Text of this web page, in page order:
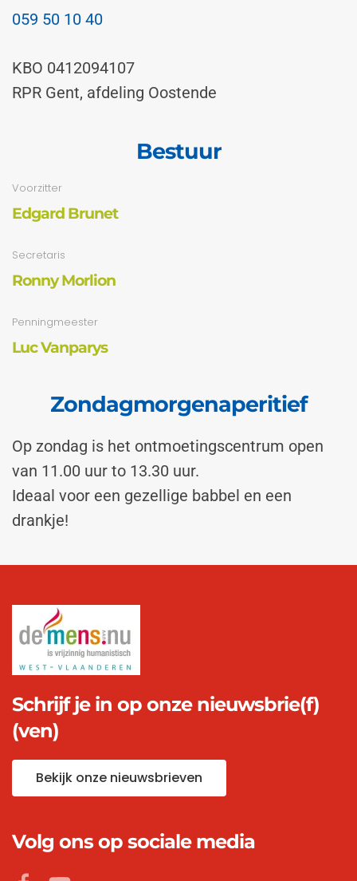
059 50 10 40
KBO 0412094107
RPR Gent, afdeling Oostende
Bestuur
Voorzitter
Edgard Brunet
Secretaris
Ronny Morlion
Penningmeester
Luc Vanparys
Zondagmorgenaperitief
Op zondag is het ontmoetingscentrum open
van 11.00 uur to 13.30 uur.
Ideaal voor een gezellige babbel en een
drankje!
Schrijf je in op onze nieuwsbrie(f)
(ven)
Bekijk onze nieuwsbrieven
Volg ons op sociale media